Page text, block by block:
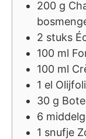
200 g
2 stuks
100 ml
100 ml
1 el
30 g
6
1 snufje